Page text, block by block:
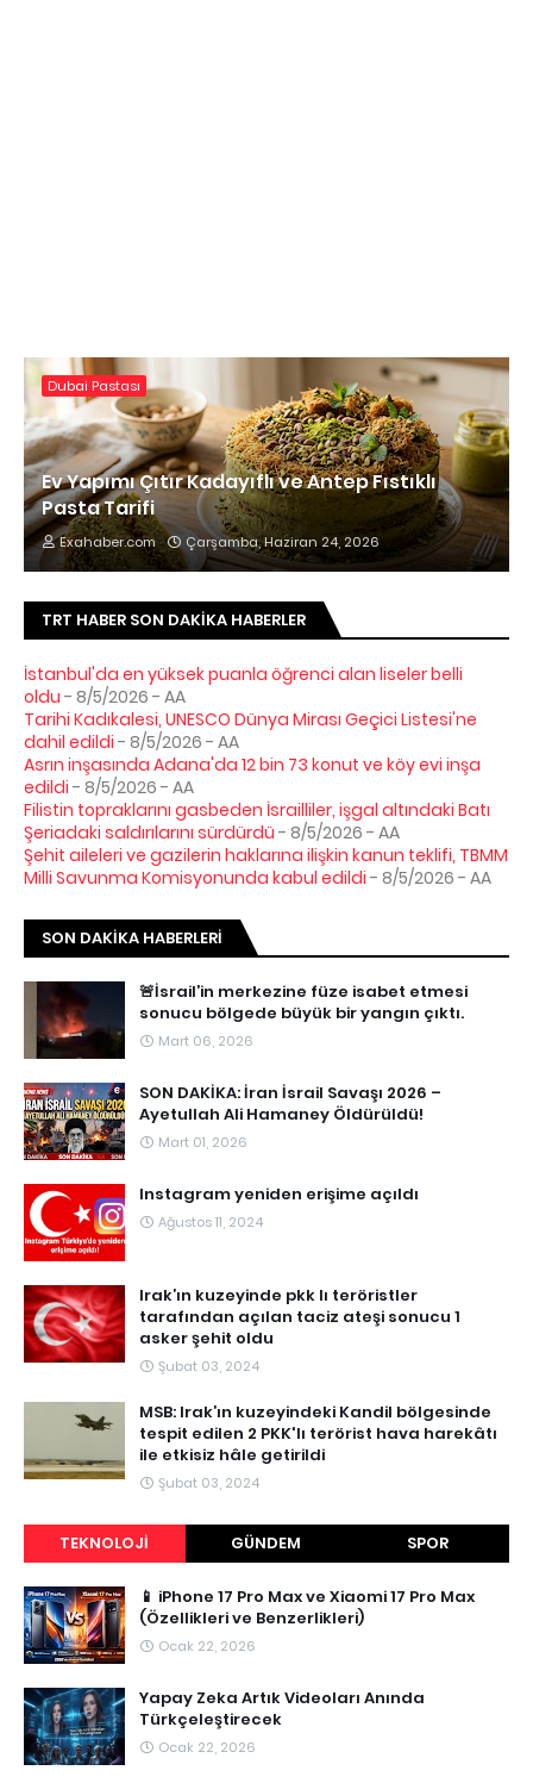
Dubai Pastası
Ev Yapımı Çıtır Kadayıflı ve Antep Fıstıklı
Pasta Tarifi
Exahaber.com Çarşamba, Haziran 24, 2026
TRT HABER SON DAKIKA HABERLER
İstanbul'da en yüksek puanla öğrenci alan liseler belli
oldu - 8/5/2026 - AA
Tarihi Kadıkalesi, UNESCO Dünya Mirası Geçici Listesi'ne
dahil edildi - 8/5/2026 - AA
Asrın inşasında Adana'da 12 bin 73 konut ve köy evi inşa
edildi - 8/5/2026 - AA
Filistin topraklarını gasbeden İsrailliler, işgal altındaki Batı
Şeriadaki saldırılarını sürdürdü - 8/5/2026 - AA
Şehit aileleri ve gazilerin haklarına ilişkin kanun teklifi, TBMM
Milli Savunma Komisyonunda kabul edildi - 8/5/2026 - AA
SON DAKIKA HABERLERI
🚨İsrail’in merkezine füze isabet etmesi
sonucu bölgede büyük bir yangın çıktı.
Mart 06, 2026
SON DAKİKA: İran İsrail Savaşı 2026 –
Ayetullah Ali Hamaney Öldürüldü!
Mart 01, 2026
Instagram yeniden erişime açıldı
Ağustos 11, 2024
Irak’ın kuzeyinde pkk lı teröristler
tarafından açılan taciz ateşi sonucu 1
asker şehit oldu
Şubat 03, 2024
MSB: Irak’ın kuzeyindeki Kandil bölgesinde
tespit edilen 2 PKK'lı terörist hava harekâtı
ile etkisiz hâle getirildi
Şubat 03, 2024
TEKNOLOJI GÜNDEM SPOR
📱 iPhone 17 Pro Max ve Xiaomi 17 Pro Max
(Özellikleri ve Benzerlikleri)
Ocak 22, 2026
Yapay Zeka Artık Videoları Anında
Türkçeleştirecek
Ocak 22, 2026